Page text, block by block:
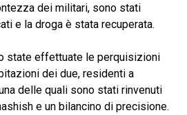
dei militari, sono stati
e la droga è stata recuperata.
state effettuate le perquisizioni
dei due, residenti a
delle quali sono stati rinvenuti
e un bilancino di precisione.